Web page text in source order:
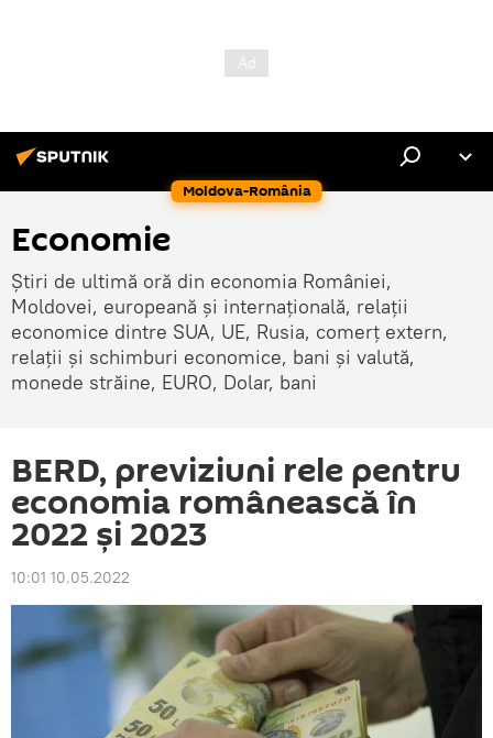
Moldova-România
Economie
Știri de ultimă oră din economia României,
Moldovei, europeană și internațională, relații
economice dintre SUA, UE, Rusia, comerț extern,
relații și schimburi economice, bani și valută,
monede străine, EURO, Dolar, bani
BERD, previziuni rele pentru
economia românească în
2022 și 2023
10:01 10.05.2022